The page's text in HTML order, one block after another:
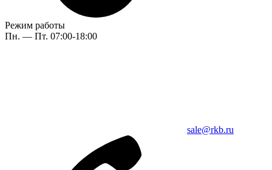
Режим работы
Пн. — Пт. 07:00-18:00
sale@rkb.ru